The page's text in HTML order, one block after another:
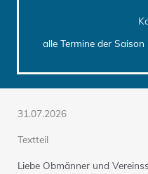
alle Termine der
31.07.2026
Textteil
Liebe Obmänner und